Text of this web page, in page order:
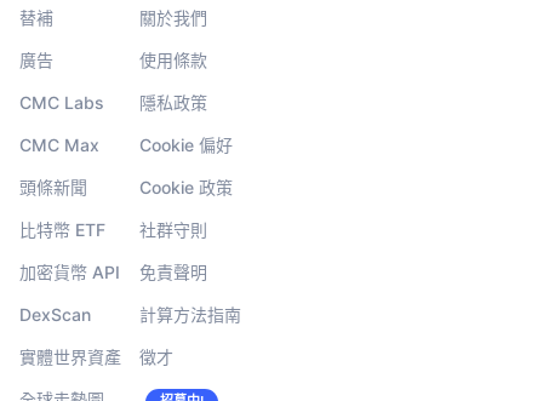
替補
廣告
CMC Labs
CMC Max
頭條新聞
比特幣 ETF
加密貨幣 API
DexScan
實體世界資產
關於我們
使用條款
隱私政策
Cookie 偏好
Cookie 政策
社群守則
免責聲明
計算方法指南
徵才